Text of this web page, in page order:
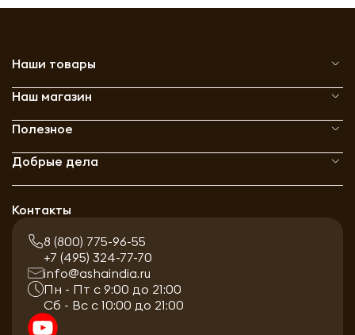
Наши товары
Наш магазин
Полезное
Добрые дела
Контакты
8 (800) 775-96-55
+7 (495) 324-77-70
info@ashaindia.ru
Пн - Пт с 9:00 до 21:00
Сб - Вс с 10:00 до 21:00